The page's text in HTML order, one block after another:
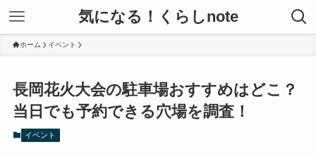
気になる！くらしnote
ホーム イベント
長岡花火大会の駐車場おすすめはどこ？
当日でも予約できる穴場を調査！
イベント